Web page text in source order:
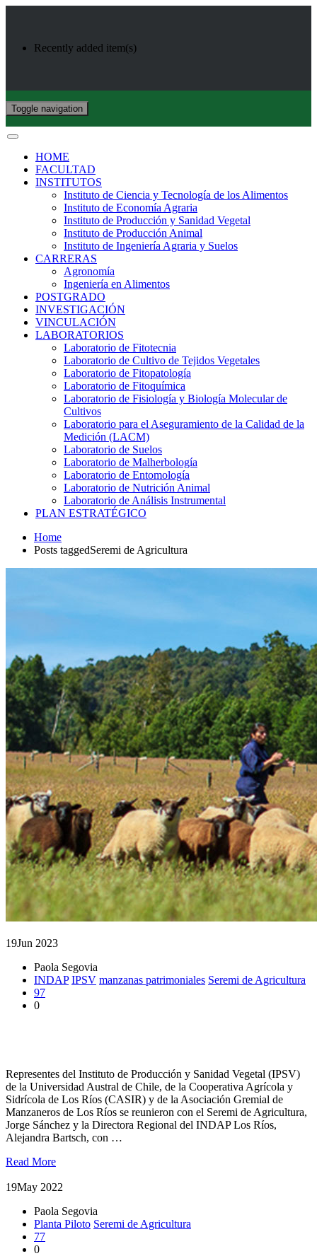
Recently added item(s)
Toggle navigation
HOME
FACULTAD
INSTITUTOS
Instituto de Ciencia y Tecnología de los Alimentos
Instituto de Economía Agraria
Instituto de Producción y Sanidad Vegetal
Instituto de Producción Animal
Instituto de Ingeniería Agraria y Suelos
CARRERAS
Agronomía
Ingeniería en Alimentos
POSTGRADO
INVESTIGACIÓN
VINCULACIÓN
LABORATORIOS
Laboratorio de Fitotecnia
Laboratorio de Cultivo de Tejidos Vegetales
Laboratorio de Fitopatología
Laboratorio de Fitoquímica
Laboratorio de Fisiología y Biología Molecular de
Cultivos
Laboratorio para el Aseguramiento de la Calidad de la
Medición (LACM)
Laboratorio de Suelos
Laboratorio de Malherbología
Laboratorio de Entomología
Laboratorio de Nutrición Animal
Laboratorio de Análisis Instrumental
PLAN ESTRATÉGICO
Home
Posts taggedSeremi de Agricultura
19Jun 2023
Paola Segovia
INDAP IPSV manzanas patrimoniales Seremi de Agricultura
97
0
Representes del Instituto de Producción y Sanidad Vegetal (IPSV)
de la Universidad Austral de Chile, de la Cooperativa Agrícola y
Sidrícola de Los Ríos (CASIR) y de la Asociación Gremial de
Manzaneros de Los Ríos se reunieron con el Seremi de Agricultura,
Jorge Sánchez y la Directora Regional del INDAP Los Ríos,
Alejandra Bartsch, con …
Read More
19May 2022
Paola Segovia
Planta Piloto Seremi de Agricultura
77
0